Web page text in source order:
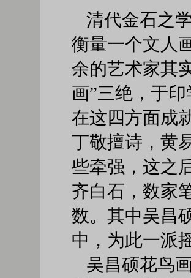
清代金石之
衡量一个文人
余的艺术家其
画”三绝，于
在这四方面成
丁敬擅诗，黄
些牵强，这之
齐白石，数家
数。其中吴昌
中，为此一派
吴昌硕花鸟